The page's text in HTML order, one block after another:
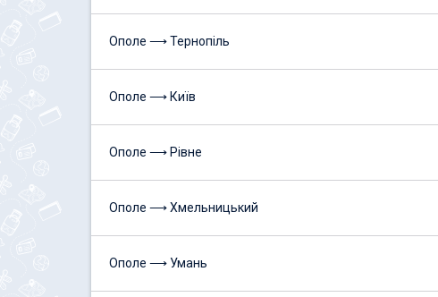
Ополе ⟶ Тернопіль
Ополе ⟶ Київ
Ополе ⟶ Рівне
Ополе ⟶ Хмельницький
Ополе ⟶ Умань